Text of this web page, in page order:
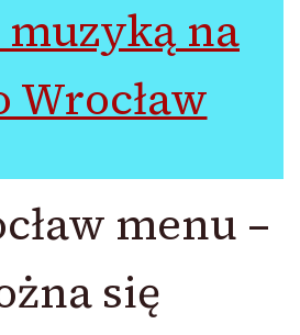
na
Wrocław
menu –
się